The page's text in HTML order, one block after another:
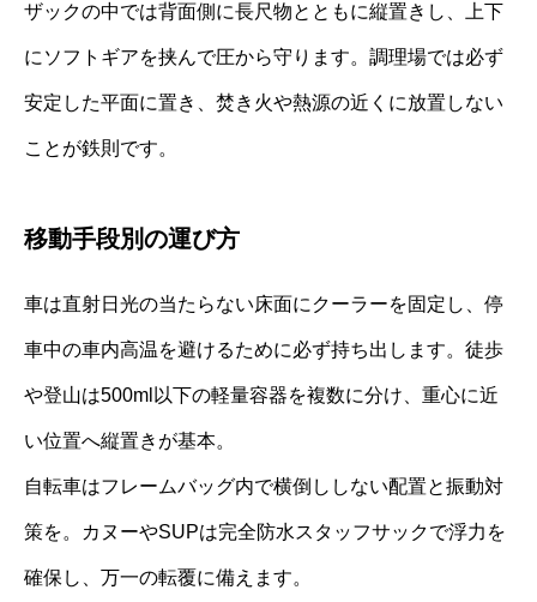
ザックの中では背面側に長尺物とともに縦置きし、上下
にソフトギアを挟んで圧から守ります。調理場では必ず
安定した平面に置き、焚き火や熱源の近くに放置しない
ことが鉄則です。
移動手段別の運び方
車は直射日光の当たらない床面にクーラーを固定し、停
車中の車内高温を避けるために必ず持ち出します。徒歩
や登山は500ml以下の軽量容器を複数に分け、重心に近
い位置へ縦置きが基本。
自転車はフレームバッグ内で横倒ししない配置と振動対
策を。カヌーやSUPは完全防水スタッフサックで浮力を
確保し、万一の転覆に備えます。